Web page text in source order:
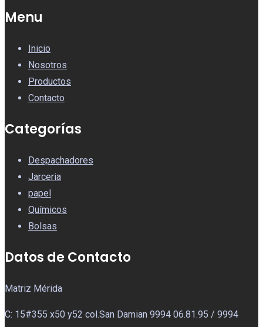
Menu
Inicio
Nosotros
Productos
Contacto
Categorías
Despachadores
Jarceria
papel
Químicos
Bolsas
Datos de Contacto
Matriz Mérida
C: 15#355 x50 y52 col.San Damian 9994 06.81.95 / 9994